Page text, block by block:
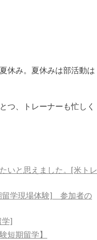
休み。夏休みは部活動は
つ、トレーナーも忙しく
いと思えました。[米トレ
留学現場体験] 参加者の
]
短期留学】